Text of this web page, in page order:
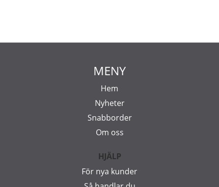
MENY
Hem
Nyheter
Snabborder
Om oss
HJÄLP
För nya kunder